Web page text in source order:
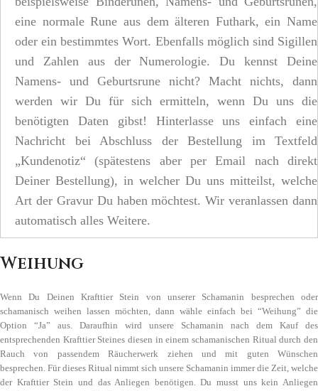
eine normale Rune aus dem älteren Futhark, ein Name
oder ein bestimmtes Wort. Ebenfalls möglich sind Sigillen
und Zahlen aus der Numerologie. Du kennst Deine
Namens- und Geburtsrune nicht? Macht nichts, dann
werden wir Du für sich ermitteln, wenn Du uns die
benötigten Daten gibst! Hinterlasse uns einfach eine
Nachricht bei Abschluss der Bestellung im Textfeld
„Kundenotiz“ (spätestens aber per Email nach direkt
Deiner Bestellung), in welcher Du uns mitteilst, welche
Art der Gravur Du haben möchtest. Wir veranlassen dann
automatisch alles Weitere.
Weihung
Wenn Du Deinen Krafttier Stein von unserer Schamanin besprechen oder
schamanisch weihen lassen möchten, dann wähle einfach bei “Weihung” die
Option “Ja” aus. Daraufhin wird unsere Schamanin nach dem Kauf des
entsprechenden Krafttier Steines diesen in einem schamanischen Ritual durch den
Rauch von passendem Räucherwerk ziehen und mit guten Wünschen
besprechen. Für dieses Ritual nimmt sich unsere Schamanin immer die Zeit, welche
der Krafttier Stein und das Anliegen benötigen. Du musst uns kein Anliegen